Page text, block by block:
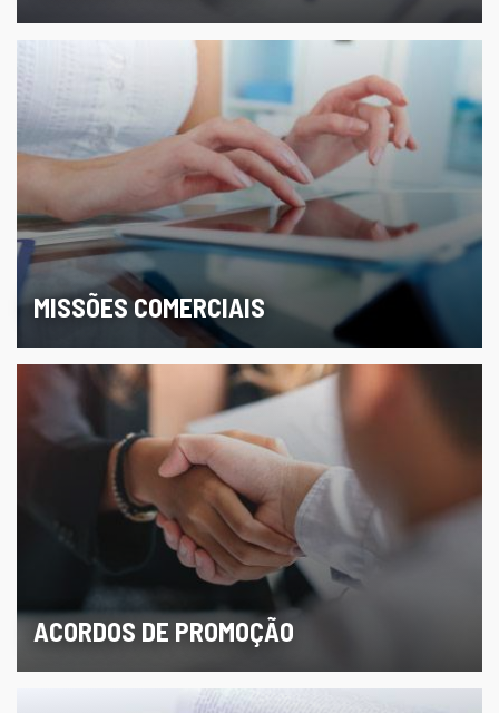
MISSÕES COMERCIAIS
ACORDOS DE PROMOÇÃO